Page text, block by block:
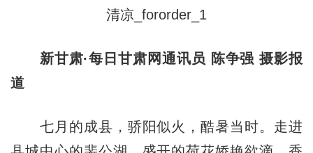
新甘肃·每日甘肃网通讯员 陈争强 摄影报
道
七月的成县，骄阳似火，酷暑当时。走进